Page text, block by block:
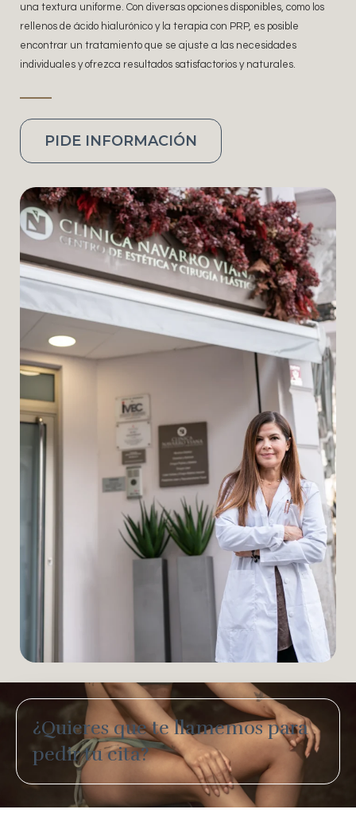
una textura uniforme. Con diversas opciones disponibles, como los
rellenos de ácido hialurónico y la terapia con PRP, es posible
encontrar un tratamiento que se ajuste a las necesidades
individuales y ofrezca resultados satisfactorios y naturales.
PIDE INFORMACIÓN
¿Quieres que te llamemos para
pedir tu cita?